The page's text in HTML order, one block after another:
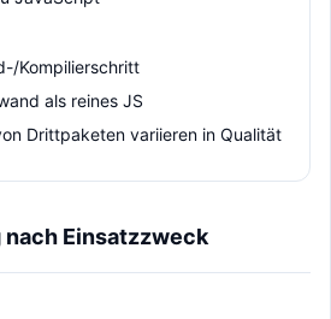
Kompilierschritt
als reines JS
Drittpaketen variieren in Qualität
nach Einsatzzweck